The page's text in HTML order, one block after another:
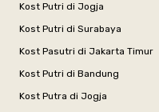
Kost Putri di Jogja
Kost Putri di Surabaya
Kost Pasutri di Jakarta Timur
Kost Putri di Bandung
Kost Putra di Jogja